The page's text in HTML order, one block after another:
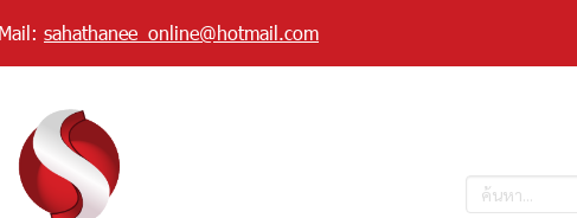
sahathanee_online@hotmail.com